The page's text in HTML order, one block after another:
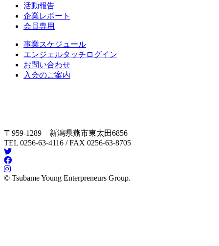
活動報告
企業レポート
会員専用
事業スケジュール
エンジェルタッチログイン
お問い合わせ
入会のご案内
〒959-1289 新潟県燕市東太田6856
TEL 0256-63-4116 / FAX 0256-63-8705
© Tsubame Young Enterpreneurs Group.